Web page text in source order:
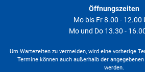
Öffnungszeiten
Mo bis Fr 8.00 - 12.00
Mo und Do 13.30 -
Um Wartezeiten zu vermeiden, wird eine vorherige
Termine können auch außerhalb der
werden.